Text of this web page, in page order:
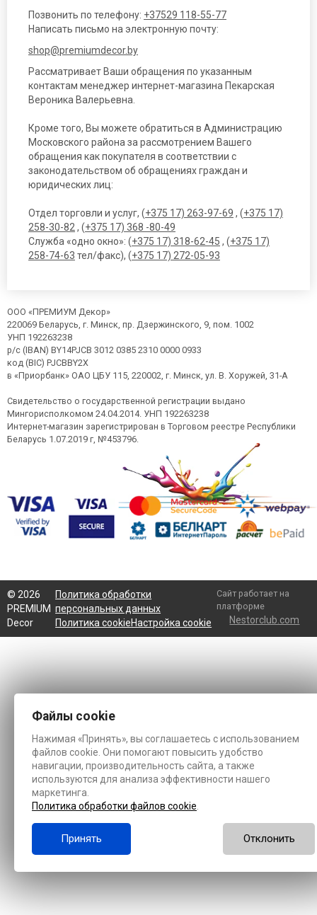
Позвонить по телефону: +37529 118-55-77
Написать письмо на электронную почту:
shop@premiumdecor.by
Рассматривает Ваши обращения по указанным
контактам менеджер интернет-магазина Пекарская
Вероника Валерьевна.
Кроме того, Вы можете обратиться в Администрацию
Московского района за рассмотрением Вашего
обращения как покупателя в соответствии с
законодательством об обращениях граждан и
юридических лиц:
Отдел торговли и услуг, (+375 17) 263-97-69 , (+375 17)
258-30-82 , (+375 17) 368 -80-49
Служба «одно окно»: (+375 17) 318-62-45 , (+375 17)
258-74-63 тел/факс), (+375 17) 272-05-93
ООО «ПРЕМИУМ Декор»
220069 Беларусь, г. Минск, пр. Дзержинского, 9, пом. 1002
УНП 192263238
р/с (IBAN) BY14PJCB 3012 0385 2310 0000 0933
код (BIC) PJCBBY2X
в «Приорбанк» ОАО ЦБУ 115, 220002, г. Минск, ул. В. Хоружей, 31-А
Свидетельство о государственной регистрации выдано
Мингорисполкомом 24.04.2014. УНП 192263238
Интернет-магазин зарегистрирован в Торговом реестре Республики
Беларусь 1.07.2019 г, №453796.
© 2026
PREMIUM
Decor
Политика обработки
персональных данных
Политика cookieНастройка cookie
Сайт работает на
платформе
Nestorclub.com
Файлы cookie
Нажимая «Принять», вы соглашаетесь с использованием
файлов cookie. Они помогают повысить удобство
навигации, производительность сайта, а также
используются для анализа эффективности нашего
маркетинга.
Политика обработки файлов cookie
Принять Отклонить